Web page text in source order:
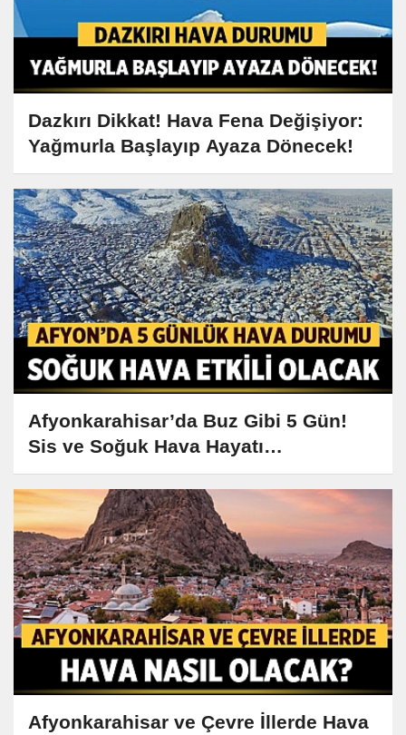
Dazkırı Dikkat! Hava Fena Değişiyor:
Yağmurla Başlayıp Ayaza Dönecek!
Afyonkarahisar’da Buz Gibi 5 Gün!
Sis ve Soğuk Hava Hayatı
Zorlaştıracak
Afyonkarahisar ve Çevre İllerde Hava